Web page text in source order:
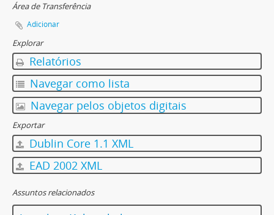
Área de Transferência
Adicionar
Explorar
Relatórios
Navegar como lista
Navegar pelos objetos digitais
Exportar
Dublin Core 1.1 XML
EAD 2002 XML
Assuntos relacionados